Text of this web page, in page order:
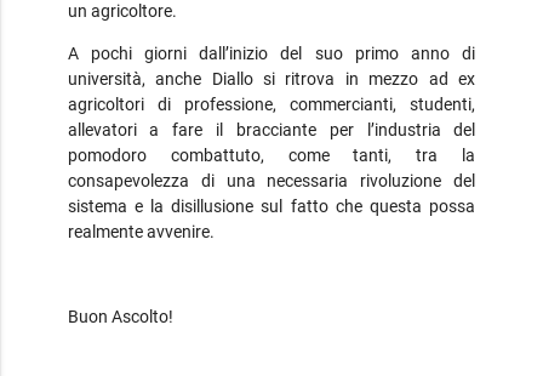
un agricoltore.
A pochi giorni dall’inizio del suo primo anno di
università, anche Diallo si ritrova in mezzo ad ex
agricoltori di professione, commercianti, studenti,
allevatori a fare il bracciante per l’industria del
pomodoro combattuto, come tanti, tra la
consapevolezza di una necessaria rivoluzione del
sistema e la disillusione sul fatto che questa possa
realmente avvenire.
Buon Ascolto!